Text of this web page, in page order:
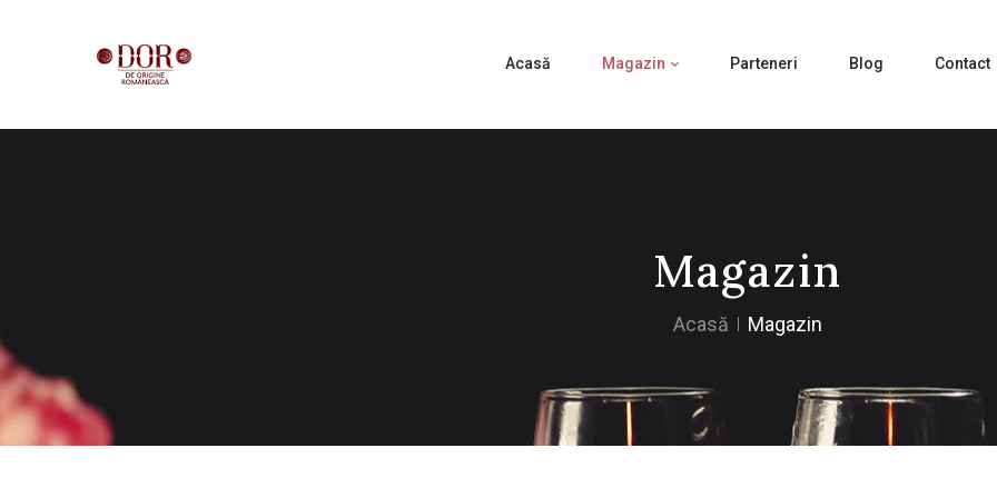
Acasă Magazin Parteneri Blog Contact
Magazin
Acasă Magazin